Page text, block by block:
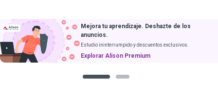
Mejora tu aprendizaje. Deshazte de los
anuncios.
Estudio ininterrumpido y descuentos exclusivos.
Explorar Alison Premium